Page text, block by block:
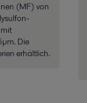
(MF) von
µm. Die
erhältlich.